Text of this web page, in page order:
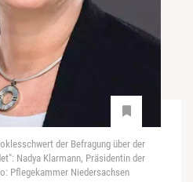
der Befragung über der
Nadya Klarmann, Präsidentin der
Pflegekammer Niedersachsen